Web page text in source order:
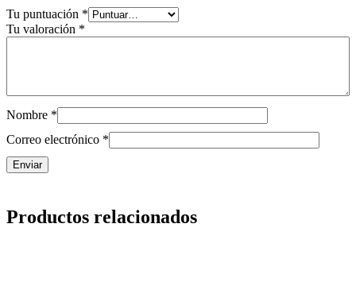
Tu puntuación *
Tu valoración *
Nombre *
Correo electrónico *
Productos relacionados